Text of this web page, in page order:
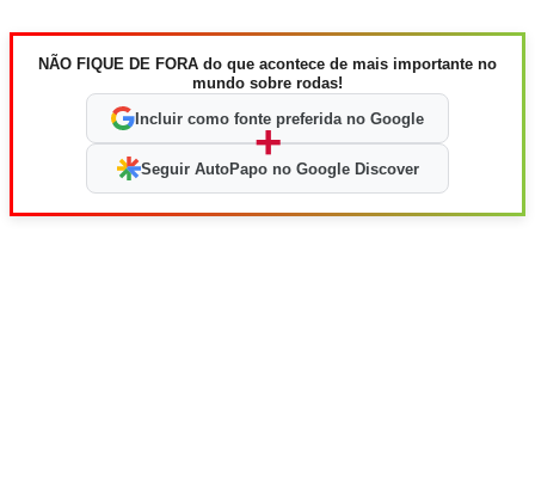
NÃO FIQUE DE FORA do que acontece de mais importante no
mundo sobre rodas!
Incluir como fonte preferida no Google
+
Seguir AutoPapo no Google Discover